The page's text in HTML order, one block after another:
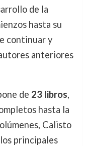
de la
hasta su
continuar y
anteriores
de 23 libros,
hasta la
Calisto
principales